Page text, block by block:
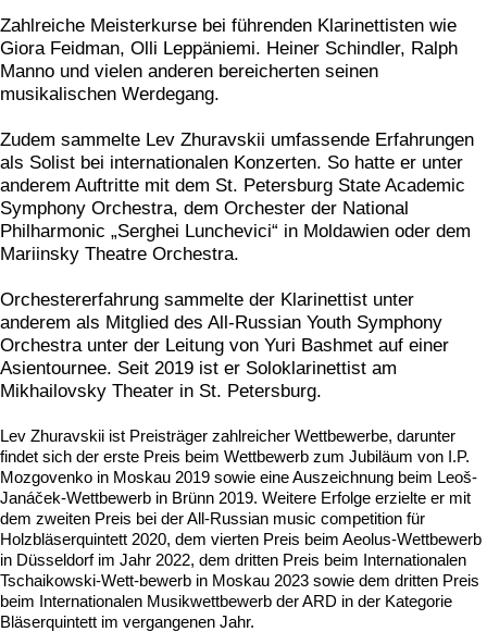
Zahlreiche Meisterkurse bei führenden Klarinettisten wie
Giora Feidman, Olli Leppäniemi. Heiner Schindler, Ralph
Manno und vielen anderen bereicherten seinen
musikalischen Werdegang.
Zudem sammelte Lev Zhuravskii umfassende Erfahrungen
als Solist bei internationalen Konzerten. So hatte er unter
anderem Auftritte mit dem St. Petersburg State Academic
Symphony Orchestra, dem Orchester der National
Philharmonic „Serghei Lunchevici“ in Moldawien oder dem
Mariinsky Theatre Orchestra.
Orchestererfahrung sammelte der Klarinettist unter
anderem als Mitglied des All-Russian Youth Symphony
Orchestra unter der Leitung von Yuri Bashmet auf einer
Asientournee. Seit 2019 ist er Soloklarinettist am
Mikhailovsky Theater in St. Petersburg.
Lev Zhuravskii ist Preisträger zahlreicher Wettbewerbe, darunter
findet sich der erste Preis beim Wettbewerb zum Jubiläum von I.P.
Mozgovenko in Moskau 2019 sowie eine Auszeichnung beim Leoš-
Janáček-Wettbewerb in Brünn 2019. Weitere Erfolge erzielte er mit
dem zweiten Preis bei der All-Russian music competition für
Holzbläserquintett 2020, dem vierten Preis beim Aeolus-Wettbewerb
in Düsseldorf im Jahr 2022, dem dritten Preis beim Internationalen
Tschaikowski-Wett-bewerb in Moskau 2023 sowie dem dritten Preis
beim Internationalen Musikwettbewerb der ARD in der Kategorie
Bläserquintett im vergangenen Jahr.